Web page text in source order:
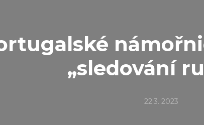
„sledování
22.3. 2023